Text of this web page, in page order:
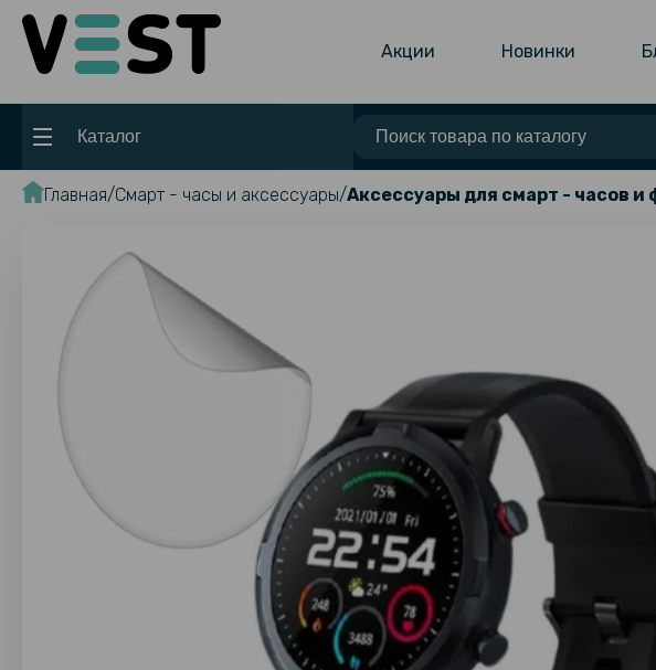
Акции Новинки
Каталог
Главная Смарт - часы и аксессуары Аксессуары для смарт - часов и